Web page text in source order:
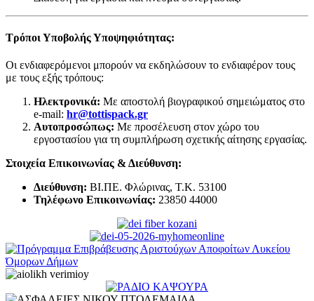
Τρόποι Υποβολής Υποψηφιότητας:
Οι ενδιαφερόμενοι μπορούν να εκδηλώσουν το ενδιαφέρον τους
με τους εξής τρόπους:
Ηλεκτρονικά: Με αποστολή βιογραφικού σημειώματος στο
e-mail: hr@tottispack.gr
Αυτοπροσώπως: Με προσέλευση στον χώρο του
εργοστασίου για τη συμπλήρωση σχετικής αίτησης εργασίας.
Στοιχεία Επικοινωνίας & Διεύθυνση:
Διεύθυνση: ΒΙ.ΠΕ. Φλώρινας, Τ.Κ. 53100
Τηλέφωνο Επικοινωνίας: 23850 44000